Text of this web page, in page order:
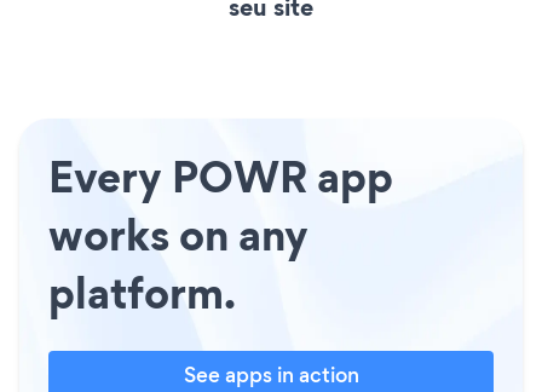
seu site
Every POWR app
works on any
platform.
See apps in action